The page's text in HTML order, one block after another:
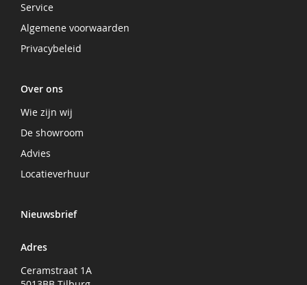
Service
Algemene voorwaarden
Privacybeleid
Over ons
Wie zijn wij
De showroom
Advies
Locatieverhuur
Nieuwsbrief
Adres
Ceramstraat 1A